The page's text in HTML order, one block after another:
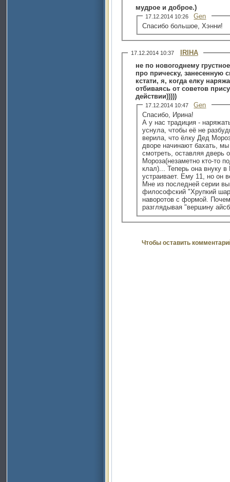
мудрое и доброе.)
17.12.2014 10:26
Gen
Спасибо большое, Хэнни!
17.12.2014 10:37
IRIHA
не по новогоднему
про прическу, занесенную
кстати, я, когда елку
отбиваясь от советов
действии)))))
17.12.2014 10:47
Gen
Спасибо, Ирина!
А у нас традиция -
уснула, чтобы её не
верила, что ёлку Дед
дворе начинают бахать,
смотреть, оставляя дверь
Мороза(незаметно кто-то
клал)... Теперь она внуку в
устраивает. Ему 11, но он
Мне из последней серии выпадов
философский "Хрупкий
наворотов с формой.
разглядывая "вершину
Чтобы оставить